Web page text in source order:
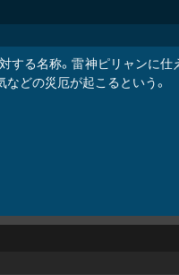
る名称。雷神ピリャンに
どの災厄が起こるという。